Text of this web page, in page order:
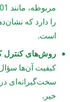
را دارد که
است.
روش‌های کنترل
کیفیت آن‌ها سؤال
سخت‌گیرانه‌ای
خیر.